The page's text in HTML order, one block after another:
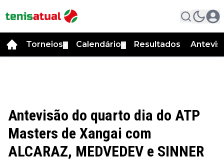
Torneios Calendário Resultados
Antevisão do quarto dia do ATP
Masters de Xangai com
ALCARAZ, MEDVEDEV e SINNER